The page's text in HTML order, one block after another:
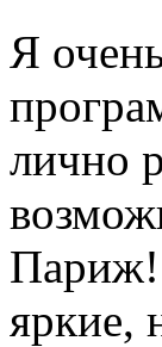
Я
лично
Париж!
яркие,